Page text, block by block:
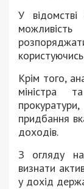
У
Крім того,
міністра
придбання
доходів.
З огляду
визнати
у дохід